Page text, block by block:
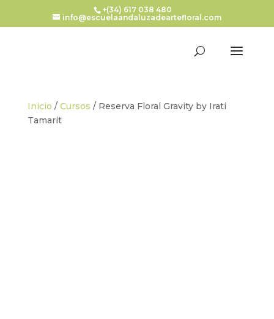
+(34) 617 038 480
info@escuelaandaluzadeartefloral.com
Inicio / Cursos / Reserva Floral Gravity by Irati
Tamarit